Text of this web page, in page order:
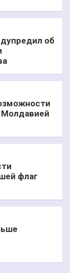
об
Молдавией
флаг